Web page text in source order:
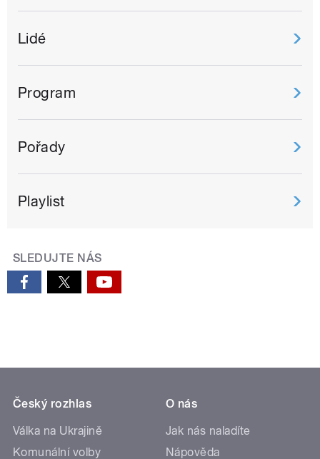
Lidé
Program
Pořady
Playlist
SLEDUJTE NÁS
Český rozhlas
Válka na Ukrajině
Komunální volby
O nás
Jak nás naladíte
Nápověda